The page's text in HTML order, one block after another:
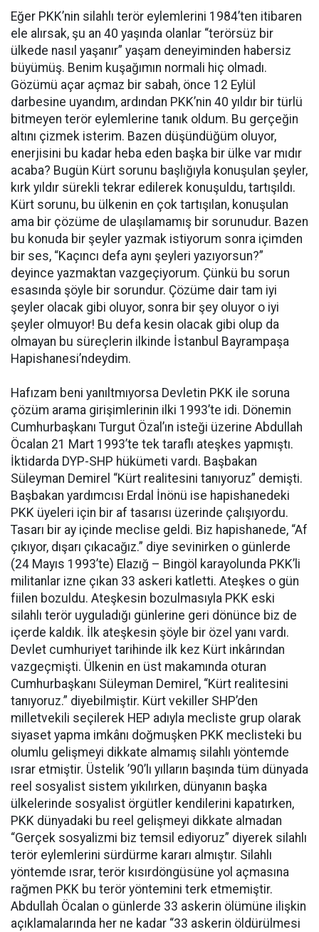
Eğer PKK’nin silahlı terör eylemlerini 1984’ten itibaren
ele alırsak, şu an 40 yaşında olanlar “terörsüz bir
ülkede nasıl yaşanır” yaşam deneyiminden habersiz
büyümüş. Benim kuşağımın normali hiç olmadı.
Gözümü açar açmaz bir sabah, önce 12 Eylül
darbesine uyandım, ardından PKK’nin 40 yıldır bir türlü
bitmeyen terör eylemlerine tanık oldum. Bu gerçeğin
altını çizmek isterim. Bazen düşündüğüm oluyor,
enerjisini bu kadar heba eden başka bir ülke var mıdır
acaba? Bugün Kürt sorunu başlığıyla konuşulan şeyler,
kırk yıldır sürekli tekrar edilerek konuşuldu, tartışıldı.
Kürt sorunu, bu ülkenin en çok tartışılan, konuşulan
ama bir çözüme de ulaşılamamış bir sorunudur. Bazen
bu konuda bir şeyler yazmak istiyorum sonra içimden
bir ses, “Kaçıncı defa aynı şeyleri yazıyorsun?”
deyince yazmaktan vazgeçiyorum. Çünkü bu sorun
esasında şöyle bir sorundur. Çözüme dair tam iyi
şeyler olacak gibi oluyor, sonra bir şey oluyor o iyi
şeyler olmuyor! Bu defa kesin olacak gibi olup da
olmayan bu süreçlerin ilkinde İstanbul Bayrampaşa
Hapishanesi’ndeydim.
Hafızam beni yanıltmıyorsa Devletin PKK ile soruna
çözüm arama girişimlerinin ilki 1993’te idi. Dönemin
Cumhurbaşkanı Turgut Özal’ın isteği üzerine Abdullah
Öcalan 21 Mart 1993’te tek taraflı ateşkes yapmıştı.
İktidarda DYP-SHP hükümeti vardı. Başbakan
Süleyman Demirel “Kürt realitesini tanıyoruz” demişti.
Başbakan yardımcısı Erdal İnönü ise hapishanedeki
PKK üyeleri için bir af tasarısı üzerinde çalışıyordu.
Tasarı bir ay içinde meclise geldi. Biz hapishanede, “Af
çıkıyor, dışarı çıkacağız.” diye sevinirken o günlerde
(24 Mayıs 1993’te) Elazığ – Bingöl karayolunda PKK’li
militanlar izne çıkan 33 askeri katletti. Ateşkes o gün
fiilen bozuldu. Ateşkesin bozulmasıyla PKK eski
silahlı terör uyguladığı günlerine geri dönünce biz de
içerde kaldık. İlk ateşkesin şöyle bir özel yanı vardı.
Devlet cumhuriyet tarihinde ilk kez Kürt inkârından
vazgeçmişti. Ülkenin en üst makamında oturan
Cumhurbaşkanı Süleyman Demirel, “Kürt realitesini
tanıyoruz.” diyebilmiştir. Kürt vekiller SHP’den
milletvekili seçilerek HEP adıyla mecliste grup olarak
siyaset yapma imkânı doğmuşken PKK meclisteki bu
olumlu gelişmeyi dikkate almamış silahlı yöntemde
ısrar etmiştir. Üstelik ’90’lı yılların başında tüm dünyada
reel sosyalist sistem yıkılırken, dünyanın başka
ülkelerinde sosyalist örgütler kendilerini kapatırken,
PKK dünyadaki bu reel gelişmeyi dikkate almadan
“Gerçek sosyalizmi biz temsil ediyoruz” diyerek silahlı
terör eylemlerini sürdürme kararı almıştır. Silahlı
yöntemde ısrar, terör kısırdöngüsüne yol açmasına
rağmen PKK bu terör yöntemini terk etmemiştir.
Abdullah Öcalan o günlerde 33 askerin ölümüne ilişkin
açıklamalarında her ne kadar “33 askerin öldürülmesi